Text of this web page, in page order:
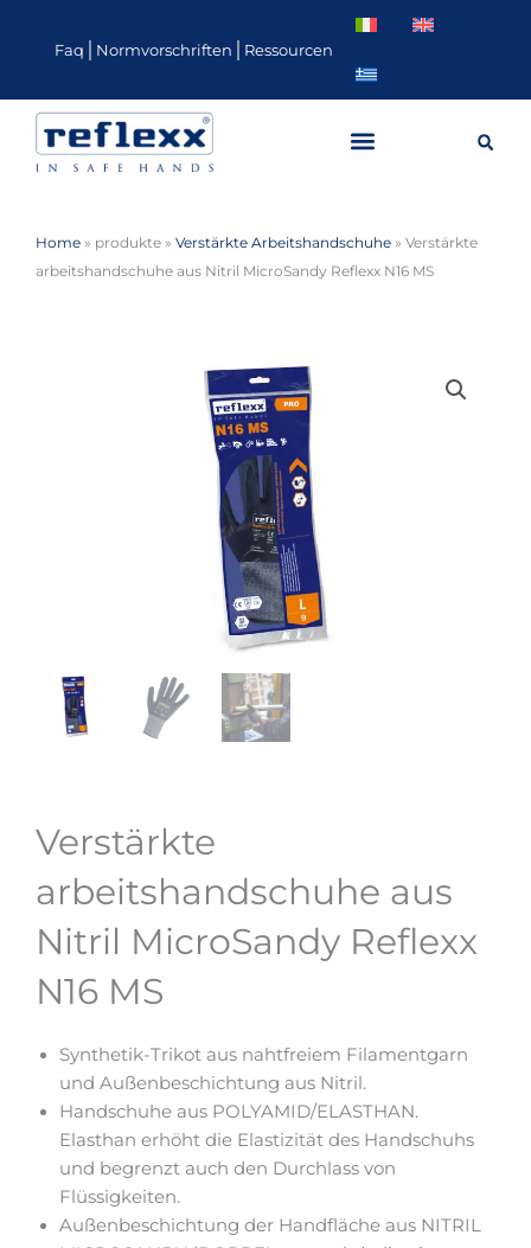
Faq Normvorschriften Ressourcen
Home » produkte » Verstärkte Arbeitshandschuhe » Verstärkte
arbeitshandschuhe aus Nitril MicroSandy Reflexx N16 MS
Verstärkte
arbeitshandschuhe aus
Nitril MicroSandy Reflexx
N16 MS
Synthetik-Trikot aus nahtfreiem Filamentgarn
und Außenbeschichtung aus Nitril.
Handschuhe aus POLYAMID/ELASTHAN.
Elasthan erhöht die Elastizität des Handschuhs
und begrenzt auch den Durchlass von
Flüssigkeiten.
Außenbeschichtung der Handfläche aus NITRIL